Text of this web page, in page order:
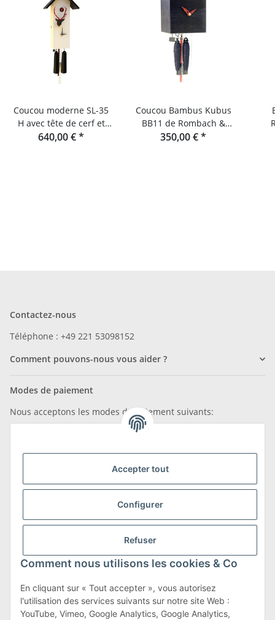
Accepter tout
Configurer
Refuser
Comment nous utilisons les cookies & Co
En cliquant sur « Tout accepter », vous autorisez
l'utilisation des services suivants sur notre site Web :
YouTube, Vimeo, Google Analytics, Google Analytics,
Coucou moderne SL-35
H avec tête de cerf et
mécanisme 8 jours de
640,00 €*
Coucou Bambus Kubus
BB11 de Rombach &
Haas
350,00 €*
Contactez-nous
Téléphone : +49 221 53098152
Comment pouvons-nous vous aider ?
Modes de paiement
Nous acceptons les modes de paiement suivants:
Nous sommes membres de
Transport et retours